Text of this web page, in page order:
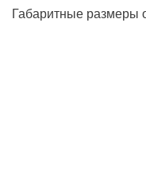
Габаритные размеры